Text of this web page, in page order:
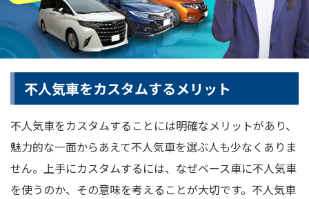
不人気車をカスタムするメリット
不人気車をカスタムすることには明確なメリットがあり、
魅力的な一面からあえて不人気車を選ぶ人も少なくありま
せん。上手にカスタムするには、なぜベース車に不人気車
を使うのか、その意味を考えることが大切です。不人気車